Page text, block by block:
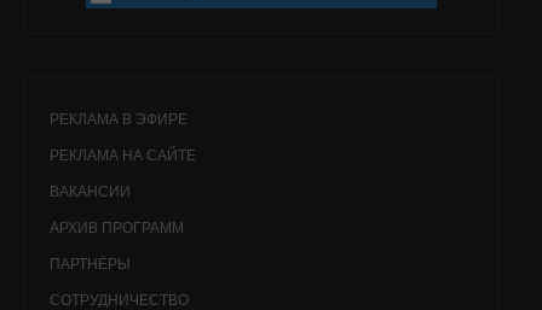
РЕКЛАМА В ЭФИРЕ
РЕКЛАМА НА САЙТЕ
ВАКАНСИИ
АРХИВ ПРОГРАММ
ПАРТНЁРЫ
СОТРУДНИЧЕСТВО